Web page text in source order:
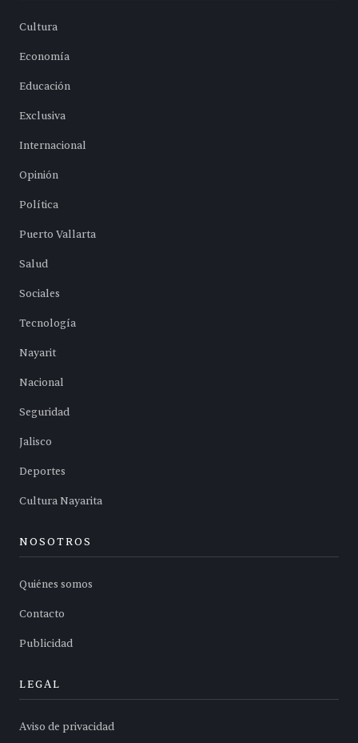
Cultura
Economía
Educación
Exclusiva
Internacional
Opinión
Política
Puerto Vallarta
Salud
Sociales
Tecnología
Nayarit
Nacional
Seguridad
Jalisco
Deportes
Cultura Nayarita
NOSOTROS
Quiénes somos
Contacto
Publicidad
LEGAL
Aviso de privacidad